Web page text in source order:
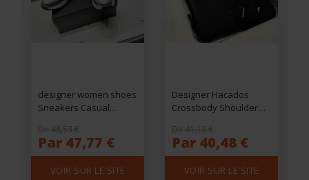
designer women shoes
Sneakers Casual
running Shoe
Reflective Sneaker
Vintage Suede Leather
Trainers Fashion
De 48,53 €
Par 47,77 €
VOIR SUR LE SITE
Designer Hacados
Crossbody Shoulder
Purse Adjustable Strap
Fully handmade in
French original leather
with plated hardware
De 41,13 €
Par 40,48 €
VOIR SUR LE SITE